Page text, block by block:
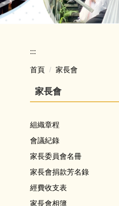
:::
首頁 家長會
家長會
組織章程
會議紀錄
家長委員會名冊
家長會捐款芳名錄
經費收支表
家長會相簿